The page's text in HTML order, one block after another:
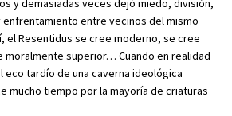
y demasiadas veces dejó miedo, división,
entre vecinos del mismo
el Resentidus se cree moderno, se cree
moralmente superior… Cuando en realidad
eco tardío de una caverna ideológica
mucho tiempo por la mayoría de criaturas